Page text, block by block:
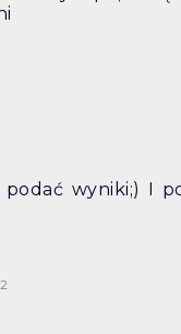
wyniki;) I